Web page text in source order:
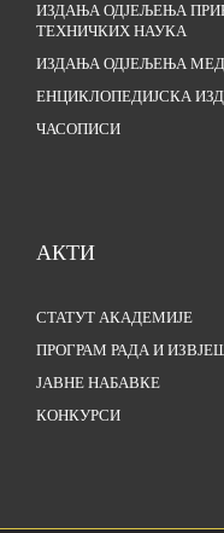
ИЗДАЊА ОДЈЕЉЕЊА
ТЕХНИЧКИХ НАУКА
ИЗДАЊА ОДЈЕЉЕЊА
ЕНЦИКЛОПЕДИЈСКА
ЧАСОПИСИ
АКТИ
СТАТУТ АКАДЕМИЈЕ
ПРОГРАМ РАДА И
ЈАВНЕ НАБАВКЕ
КОНКУРСИ